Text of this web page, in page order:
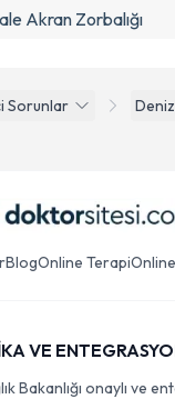
Sorunlar
Akran Zorbalığı
BlogOnline Terapi
VE
Bakanlığı onaylı ve